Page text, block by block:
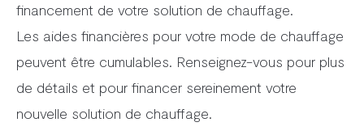
financement de votre solution de chauffage.
Les aides financières pour votre mode de chauffage
peuvent être cumulables. Renseignez-vous pour plus
de détails et pour financer sereinement votre
nouvelle solution de chauffage.